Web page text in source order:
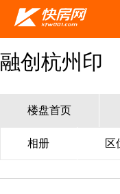
融创杭州印
楼盘首页
相册 区